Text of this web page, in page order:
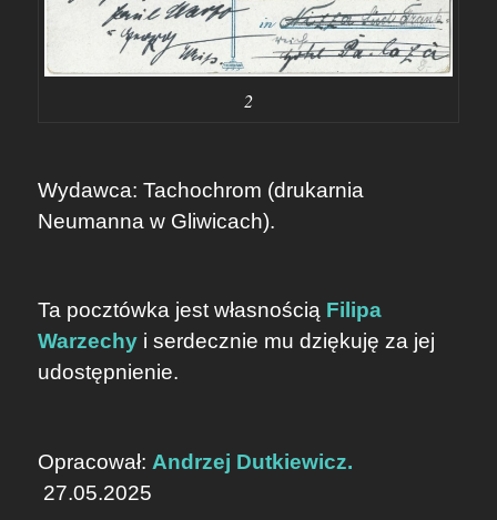
2
Wydawca: Tachochrom (drukarnia
Neumanna w Gliwicach).
Ta pocztówka jest własnością Filipa
Warzechyi serdecznie mu dziękuję za jej
udostępnienie.
Opracował: Andrzej Dutkiewicz.
27.05.2025